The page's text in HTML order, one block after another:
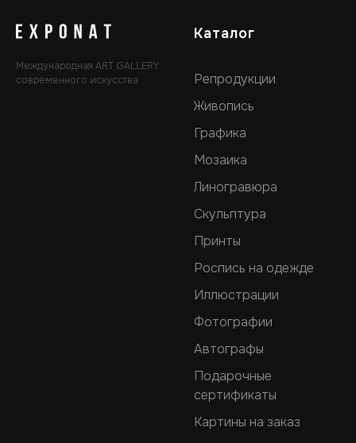
Международная ART GALLERY
современного искусства
Каталог
Репродукции
Живопись
Графика
Мозаика
Линогравюра
Скульптура
Принты
Роспись на одежде
Иллюстрации
Фотографии
Автографы
Подарочные
сертификаты
Картины на заказ